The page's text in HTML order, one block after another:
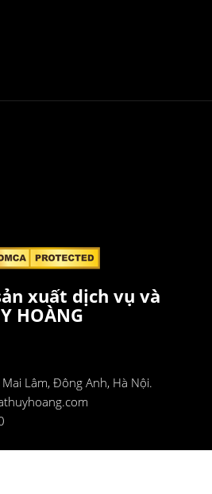
xuất dịch vụ và
HOÀNG
Lâm, Đông Anh, Hà Nội.